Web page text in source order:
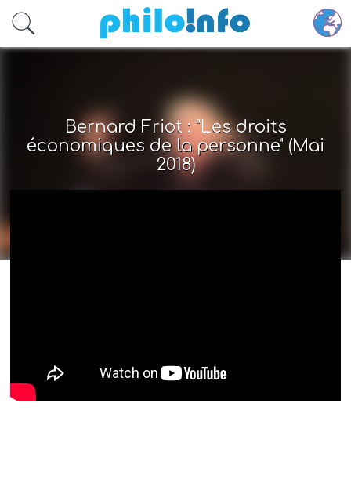
Accéder au contenu principal
Bernard Friot : "Les droits
économiques de la personne" (Mai
2018)